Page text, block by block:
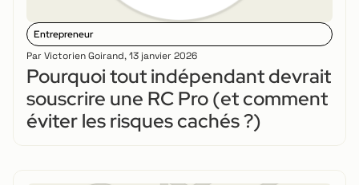
Entrepreneur
Par Victorien Goirand,13 janvier 2026
Pourquoi tout indépendant devrait
souscrire une RC Pro (et comment
éviter les risques cachés ?)